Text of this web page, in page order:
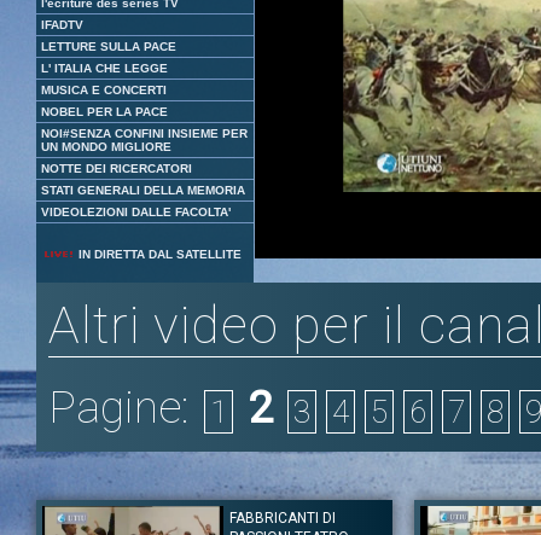
l'écriture des séries TV
IFADTV
LETTURE SULLA PACE
L' ITALIA CHE LEGGE
MUSICA E CONCERTI
NOBEL PER LA PACE
NOI#SENZA CONFINI INSIEME PER
UN MONDO MIGLIORE
NOTTE DEI RICERCATORI
STATI GENERALI DELLA MEMORIA
VIDEOLEZIONI DALLE FACOLTA'
IN DIRETTA DAL SATELLITE
1.76%
Altri video per il
Pagine: 1 2 3 4 5 6 7 8 9
FABBRICANTI DI